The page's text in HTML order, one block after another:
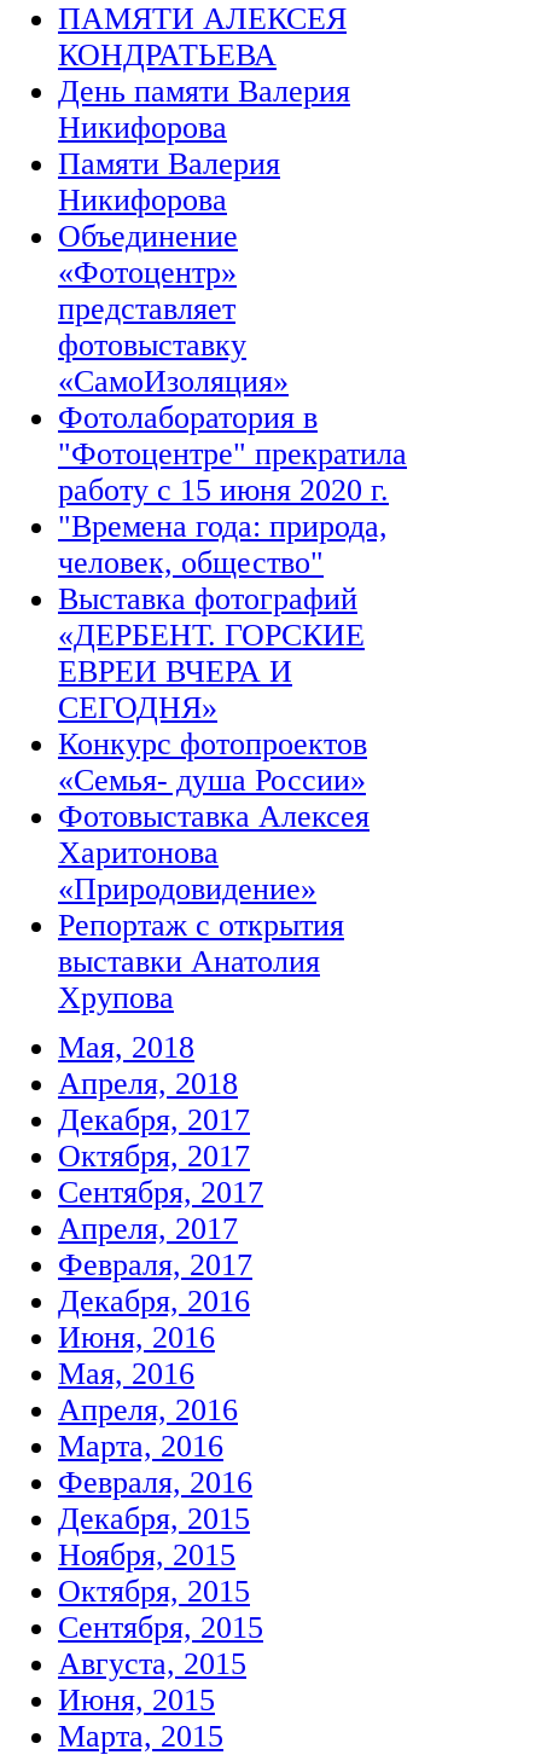
ПАМЯТИ АЛЕКСЕЯ
КОНДРАТЬЕВА
День памяти Валерия
Никифорова
Памяти Валерия
Никифорова
Объединение
«Фотоцентр»
представляет
фотовыставку
«СамоИзоляция»
Фотолаборатория в
"Фотоцентре" прекратила
работу с 15 июня 2020 г.
"Времена года: природа,
человек, общество"
Выставка фотографий
«ДЕРБЕНТ. ГОРСКИЕ
ЕВРЕИ ВЧЕРА И
СЕГОДНЯ»
Конкурс фотопроектов
«Семья- душа России»
Фотовыставка Алексея
Харитонова
«Природовидение»
Репортаж с открытия
выставки Анатолия
Хрупова
Мая, 2018
Апреля, 2018
Декабря, 2017
Октября, 2017
Сентября, 2017
Апреля, 2017
Февраля, 2017
Декабря, 2016
Июня, 2016
Мая, 2016
Апреля, 2016
Марта, 2016
Февраля, 2016
Декабря, 2015
Ноября, 2015
Октября, 2015
Сентября, 2015
Августа, 2015
Июня, 2015
Марта, 2015